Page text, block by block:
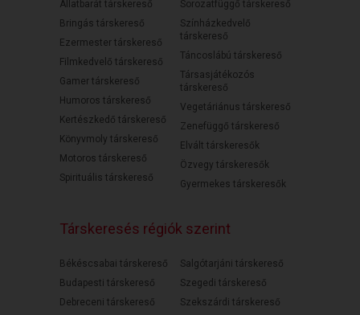
Állatbarát társkereső
Bringás társkereső
Ezermester társkereső
Filmkedvelő társkereső
Gamer társkereső
Humoros társkereső
Kertészkedő társkereső
Könyvmoly társkereső
Motoros társkereső
Spirituális társkereső
Sorozatfüggő társkereső
Színházkedvelő
társkereső
Táncoslábú társkereső
Társasjátékozós
társkereső
Vegetáriánus társkereső
Zenefüggő társkereső
Elvált társkeresők
Özvegy társkeresők
Gyermekes társkeresők
Társkeresés régiók szerint
Békéscsabai társkereső
Budapesti társkereső
Debreceni társkereső
Salgótarjáni társkereső
Szegedi társkereső
Szekszárdi társkereső